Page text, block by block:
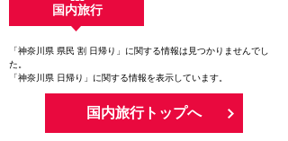
国内旅行
「神奈川県 県民 割 日帰り」に関する情報は見つかりませんでし
た。
「神奈川県 日帰り」に関する情報を表示しています。
国内旅行トップへ